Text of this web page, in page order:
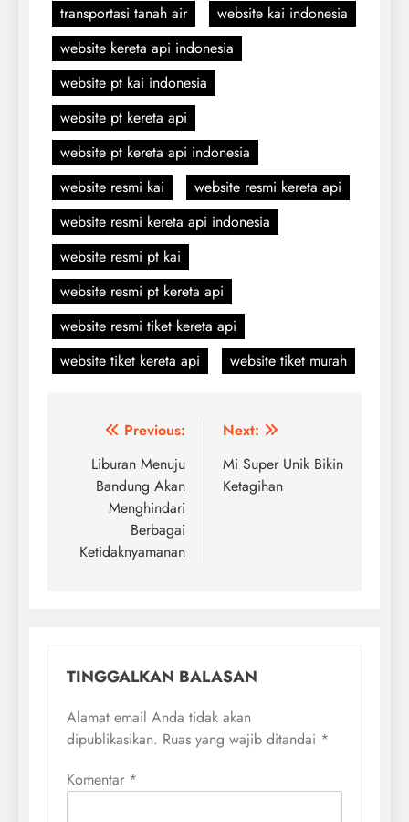
transportasi tanah air
website kai indonesia
website kereta api indonesia
website pt kai indonesia
website pt kereta api
website pt kereta api indonesia
website resmi kai
website resmi kereta api
website resmi kereta api indonesia
website resmi pt kai
website resmi pt kereta api
website resmi tiket kereta api
website tiket kereta api
website tiket murah
Navigasi
pos
Previous:
Liburan Menuju
Bandung Akan
Menghindari
Berbagai
Ketidaknyamanan
Next:
Mi Super Unik Bikin
Ketagihan
TINGGALKAN BALASAN
Alamat email Anda tidak akan
dipublikasikan. Ruas yang wajib ditandai *
Komentar *